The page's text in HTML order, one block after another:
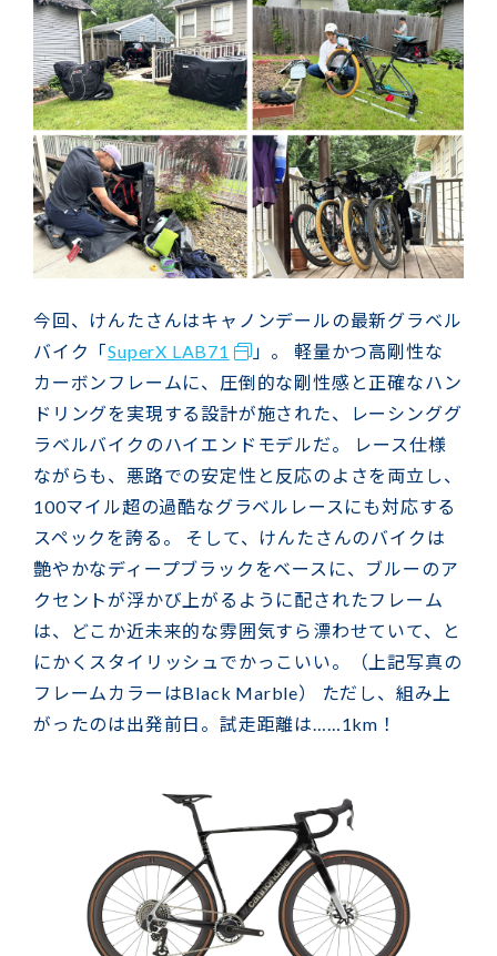
今回、けんたさんはキャノンデールの最新グラベル
バイク「SuperX LAB71
」。 軽量かつ高剛性な
カーボンフレームに、圧倒的な剛性感と正確なハン
ドリングを実現する設計が施された、レーシンググ
ラベルバイクのハイエンドモデルだ。 レース仕様
ながらも、悪路での安定性と反応のよさを両立し、
100マイル超の過酷なグラベルレースにも対応する
スペックを誇る。 そして、けんたさんのバイクは
艶やかなディープブラックをベースに、ブルーのア
クセントが浮かび上がるように配されたフレーム
は、どこか近未来的な雰囲気すら漂わせていて、と
にかくスタイリッシュでかっこいい。（上記写真の
フレームカラーはBlack Marble） ただし、組み上
がったのは出発前日。試走距離は……1km！